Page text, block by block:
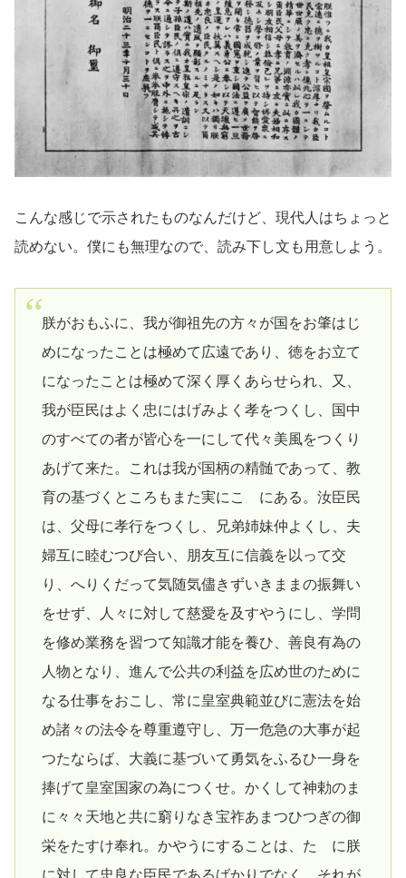
こんな感じで示されたものなんだけど、現代人はちょっと
読めない。僕にも無理なので、読み下し文も用意しよう。
朕がおもふに、我が御祖先の方々が国をお肇はじ
めになったことは極めて広遠であり、徳をお立て
になったことは極めて深く厚くあらせられ、又、
我が臣民はよく忠にはげみよく孝をつくし、国中
のすべての者が皆心を一にして代々美風をつくり
あげて来た。これは我が国柄の精髄であって、教
育の基づくところもまた実にこゝにある。汝臣民
は、父母に孝行をつくし、兄弟姉妹仲よくし、夫
婦互に睦むつび合い、朋友互に信義を以って交
り、へりくだって気随気儘きずいきままの振舞い
をせず、人々に対して慈愛を及すやうにし、学問
を修め業務を習つて知識才能を養ひ、善良有為の
人物となり、進んで公共の利益を広め世のために
なる仕事をおこし、常に皇室典範並びに憲法を始
め諸々の法令を尊重遵守し、万一危急の大事が起
つたならば、大義に基づいて勇気をふるひ一身を
捧げて皇室国家の為につくせ。かくして神勅のま
に々々天地と共に窮りなき宝祚あまつひつぎの御
栄をたすけ奉れ。かやうにすることは、たゝに朕
に対して忠良な臣民であるばかりでなく、それが